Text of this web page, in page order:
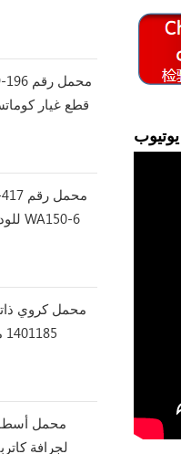
قطع غيار
للودر كوماتسو WA150-6
محمل كروي
1401185 من كاتربيلر
محمل